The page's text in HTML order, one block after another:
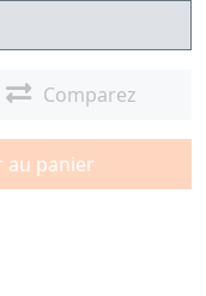
Comparez
au panier